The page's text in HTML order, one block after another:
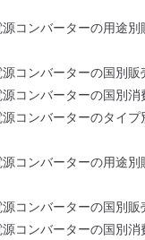
源コンバーターの用途
源コンバーターの国別
源コンバーターの国別
源コンバーターのタイ
源コンバーターの用途
源コンバーターの国別
源コンバーターの国別